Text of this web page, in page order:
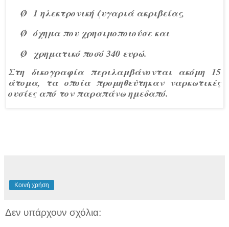
Ø 1 ηλεκτρονική ζυγαριά ακριβείας,
Ø όχημα που χρησιμοποιούσε και
Ø χρηματικό ποσό 340 ευρώ.
Στη δικογραφία περιλαμβάνονται ακόμη 15
άτομα, τα οποία προμηθεύτηκαν ναρκωτικές
ουσίες από τον παραπάνω ημεδαπό.
Κοινή χρήση
Δεν υπάρχουν σχόλια: